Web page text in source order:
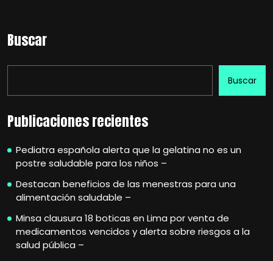
Buscar
Buscar
Publicaciones recientes
Pediatra española alerta que la gelatina no es un
postre saludable para los niños –
Destacan beneficios de las menestras para una
alimentación saludable –
Minsa clausura 18 boticas en Lima por venta de
medicamentos vencidos y alerta sobre riesgos a la
salud pública –